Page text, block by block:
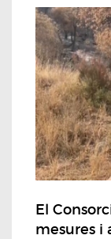
El
mesures i